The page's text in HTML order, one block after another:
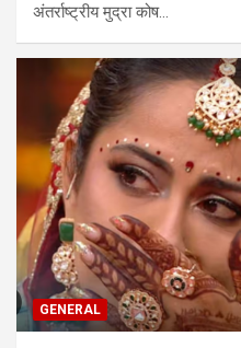
अंतर्राष्ट्रीय मुद्रा कोष…
GENERAL